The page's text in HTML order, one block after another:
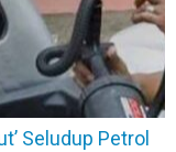
Seludup Petrol